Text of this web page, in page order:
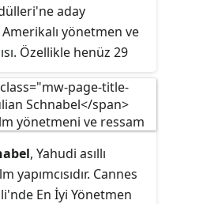
aday
yönetmen ve
Özellikle henüz 29
eleştirmenlerden
, Yahudi asıllı
yapımcısıdır. Cannes
En İyi Yönetmen